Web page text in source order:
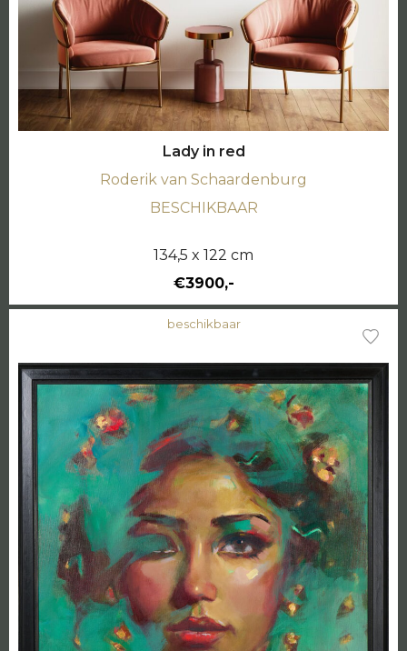
Lady in red
Roderik van Schaardenburg
BESCHIKBAAR
134,5 x 122 cm
€3900,-
beschikbaar